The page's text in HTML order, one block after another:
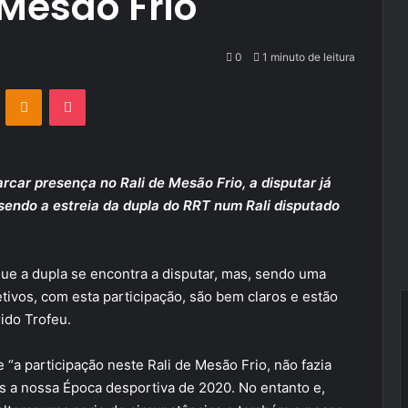
0 1 minuto de leitura
Odnoklassniki
Pocket
presença no Rali de Mesão Frio, a disputar já
a estreia da dupla do RRT num Rali disputado
a dupla se encontra a disputar, mas, sendo uma
com esta participação, são bem claros e estão
Trofeu.
participação neste Rali de Mesão Frio, não fazia
nossa Época desportiva de 2020. No entanto e,